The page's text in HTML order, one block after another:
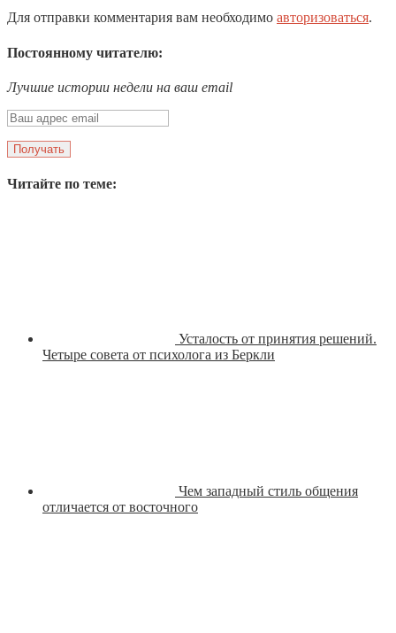
Для отправки комментария вам необходимо авторизоваться.
Постоянному читателю:
Лучшие истории недели на ваш email
Читайте по теме:
Усталость от принятия решений.
Четыре совета от психолога из Беркли
Чем западный стиль общения
отличается от восточного